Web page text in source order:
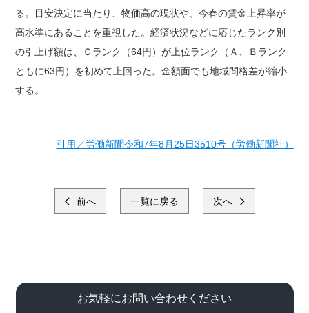
る。目安決定に当たり、物価高の現状や、今春の賃金上昇率が
高水準にあることを重視した。経済状況などに応じたランク別
の引上げ額は、Ｃランク（64円）が上位ランク（Ａ、Ｂランク
ともに63円）を初めて上回った。金額面でも地域間格差が縮小
する。
引用／労働新聞令和7年8月25日3510号（労働新聞社）
前へ 一覧に戻る 次へ
お気軽にお問い合わせください